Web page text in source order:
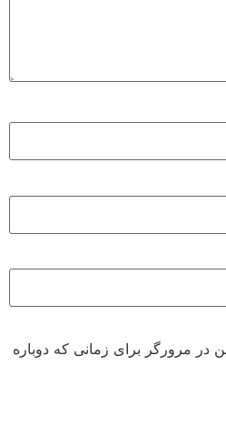
در مرورگر برای زمانی که دوباره